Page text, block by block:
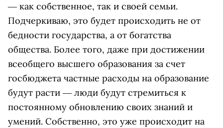
― как собственное, так и своей семьи.
Подчеркиваю, это будет происходить не от
бедности государства, а от богатства
общества. Более того, даже при достижении
всеобщего высшего образования за счет
госбюджета частные расходы на образование
будут расти ― люди будут стремиться к
постоянному обновлению своих знаний и
умений. Собственно, это уже происходит на